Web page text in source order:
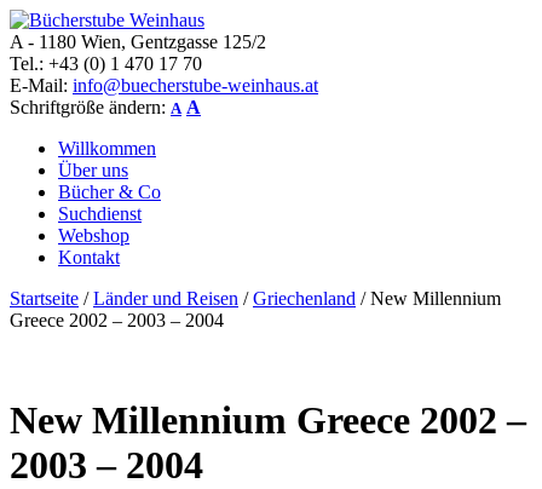
Bücherstube Weinhaus
Verkauf von seltenen antiquarischen und alten, teilweise noch
verlagsneuen Bücher.
A - 1180 Wien, Gentzgasse 125/2
Tel.: +43 (0) 1 470 17 70
E-Mail: info@buecherstube-weinhaus.at
Schriftgröße ändern: A A
Willkommen
Über uns
Bücher & Co
Suchdienst
Webshop
Kontakt
Startseite /Länder und Reisen /Griechenland / New Millennium
Greece 2002 – 2003 – 2004
New Millennium Greece 2002 –
2003 – 2004